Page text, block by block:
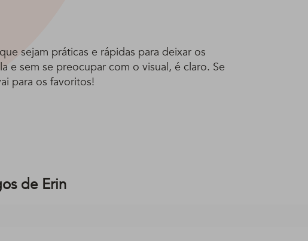
sejam práticas e rápidas para deixar os
e sem se preocupar com o visual, é claro. Se
para os favoritos!
de Erin